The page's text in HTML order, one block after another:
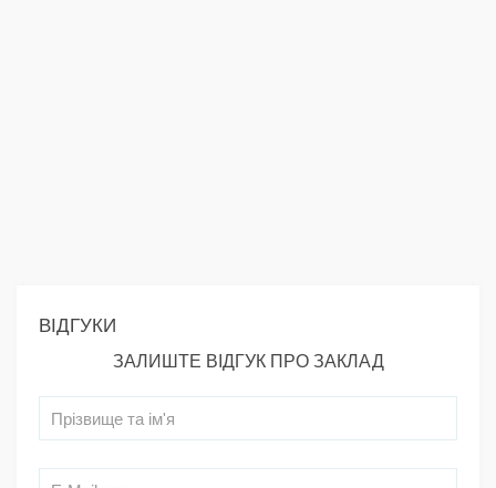
ВІДГУКИ
ЗАЛИШТЕ ВІДГУК ПРО ЗАКЛАД